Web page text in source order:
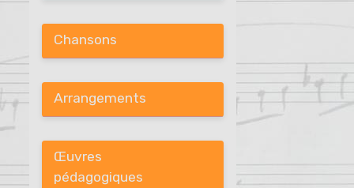
Chansons
Arrangements
Œuvres
pédagogiques